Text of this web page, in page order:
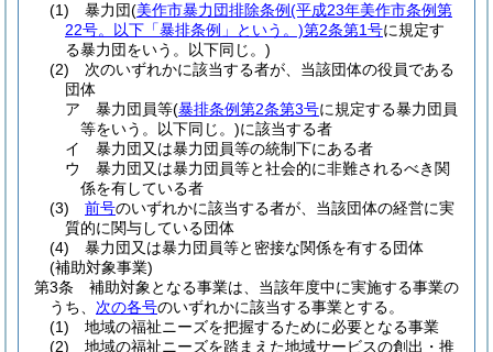
(1)
暴力団(美作市暴力団排除条例(平成23年美作市条例第
22号。以下「暴排条例」という。)第2条第1号に規定す
る暴力団をいう。以下同じ。)
(2)
次のいずれかに該当する者が、当該団体の役員である
団体
ア
暴力団員等(暴排条例第2条第3号に規定する暴力団員
等をいう。以下同じ。)に該当する者
イ
暴力団又は暴力団員等の統制下にある者
ウ
暴力団又は暴力団員等と社会的に非難されるべき関
係を有している者
(3)
前号のいずれかに該当する者が、当該団体の経営に実
質的に関与している団体
(4)
暴力団又は暴力団員等と密接な関係を有する団体
(補助対象事業)
第3条
補助対象となる事業は、当該年度中に実施する事業の
うち、 次の各号のいずれかに該当する事業とする。
(1)
地域の福祉ニーズを把握するために必要となる事業
(2)
地域の福祉ニーズを踏まえた地域サービスの創出・推